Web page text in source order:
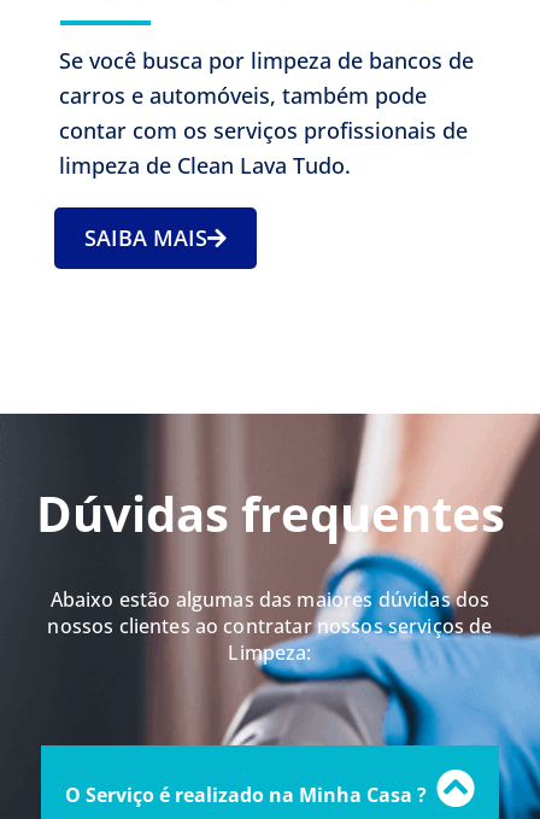
Se você busca por limpeza de bancos de
carros e automóveis, também pode
contar com os serviços profissionais de
limpeza de Clean Lava Tudo.
SAIBA MAIS
Dúvidas frequentes
Abaixo estão algumas das maiores dúvidas dos
nossos clientes ao contratar nossos serviços de
Limpeza:
O Serviço é realizado na Minha Casa ?